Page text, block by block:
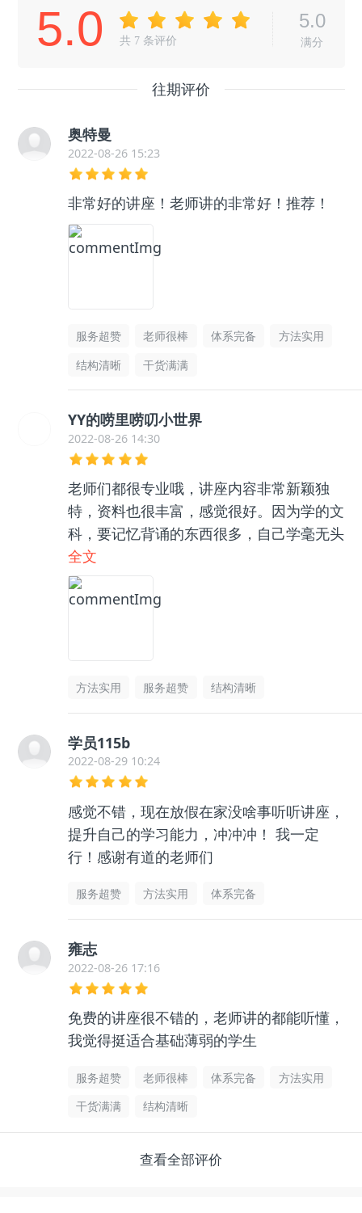
5.0 共 7 条评价
5.0
满分
往期评价
奥特曼
2022-08-26 15:23
非常好的讲座！老师讲的非常好！推荐！
服务超赞 老师很棒 体系完备
方法实用
结构清晰
干货满满
YY的唠里唠叨小世界
2022-08-26 14:30
老师们都很专业哦，讲座内容非常新颖独
特，资料也很丰富，感觉很好。因为学的文
科，要记忆背诵的东西很多，自己学毫无头
绪，和咨询老师聊了之后收获很大，逻辑框
架清晰了很多，总之很推荐👍🏻
全文
方法实用 服务超赞 结构清晰
学员115b
2022-08-29 10:24
感觉不错，现在放假在家没啥事听听讲座，
提升自己的学习能力，冲冲冲！ 我一定
行！感谢有道的老师们
服务超赞 方法实用 体系完备
雍志
2022-08-26 17:16
免费的讲座很不错的，老师讲的都能听懂，
我觉得挺适合基础薄弱的学生
服务超赞 老师很棒 体系完备
方法实用
干货满满
结构清晰
查看全部评价